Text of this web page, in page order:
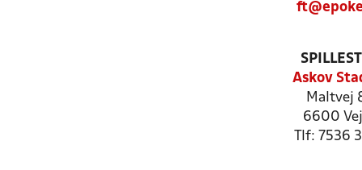
Askov
Maltvej
6600
Tlf: 7536